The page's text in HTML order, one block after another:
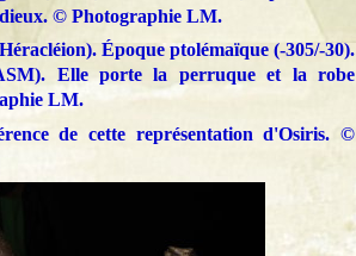
© Photographie LM.
Époque ptolémaïque (-305/-30).
Elle porte la perruque et la robe
LM.
de cette représentation d'Osiris. ©